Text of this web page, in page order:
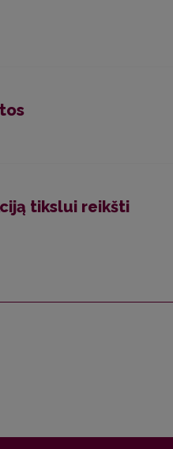
tikslui reikšti